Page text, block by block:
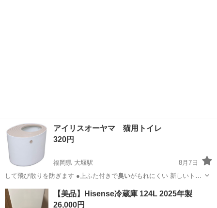
アイリスオーヤマ 猫用トイレ
320円
福岡県 大堰駅
8月7日
して飛び散りを防ぎます ●上ふた付きで臭いがもれにくい 新しいトイ
レを購入した…
福岡 三井郡 大堰駅
【美品】Hisense冷蔵庫 124L 2025年製
26,000円